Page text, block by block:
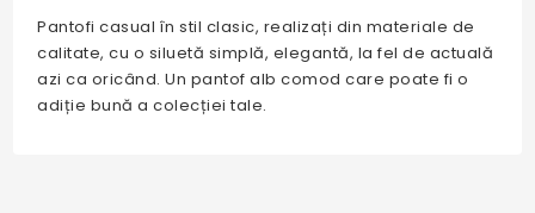
Pantofi casual în stil clasic, realizați din materiale de
calitate, cu o siluetă simplă, elegantă, la fel de actuală
azi ca oricând. Un pantof alb comod care poate fi o
adiție bună a colecției tale.